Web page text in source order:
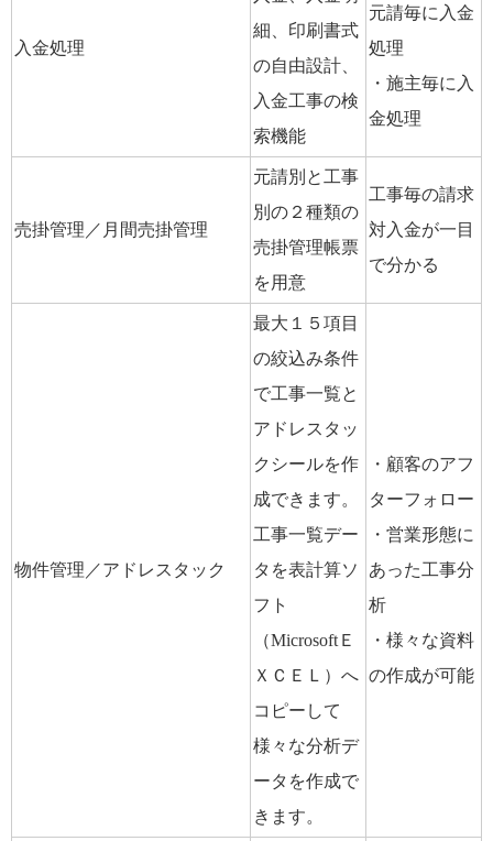
入金処理
細、印刷書式
の自由設計、
入金工事の検
索機能
元請毎に入金
処理
・施主毎に入
金処理
売掛管理／月間売掛管理
元請別と工事
別の２種類の
売掛管理帳票
を用意
工事毎の請求
対入金が一目
で分かる
物件管理／アドレスタック
最大１５項目
の絞込み条件
で工事一覧と
アドレスタッ
クシールを作
成できます。
工事一覧デー
タを表計算ソ
フト
（MicrosoftＥ
ＸＣＥＬ）へ
コピーして
様々な分析デ
ータを作成で
きます。
・顧客のアフ
ターフォロー
・営業形態に
あった工事分
析
・様々な資料
の作成が可能